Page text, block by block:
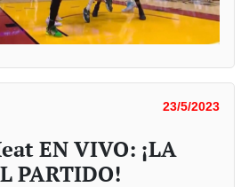
23/5/2023
EN VIVO: ¡LA
PARTIDO!